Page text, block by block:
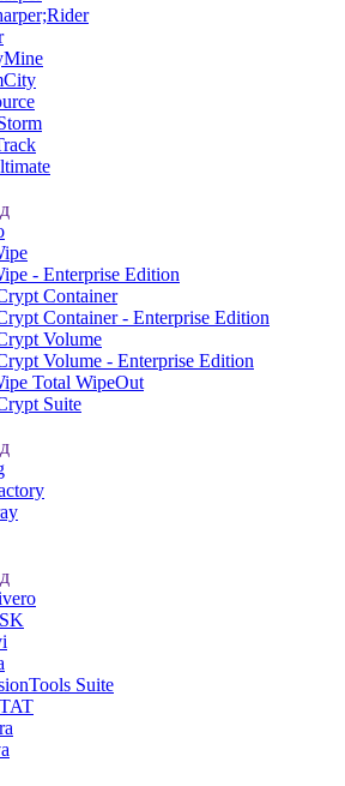
- Enterprise Edition
Container
Container - Enterprise Edition
Volume
Volume - Enterprise Edition
Total WipeOut
Suite
Suite